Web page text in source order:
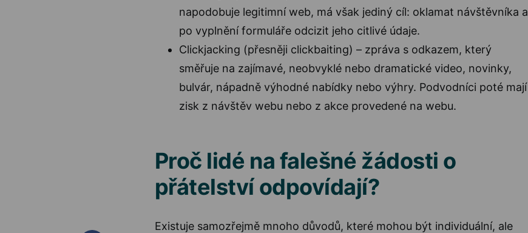
napodobuje legitimní web, má však jediný cíl: oklamat návštěvníka a
po vyplnění formuláře odcizit jeho citlivé údaje.
Clickjacking (přesněji clickbaiting) – zpráva s odkazem, který
směřuje na zajímavé, neobvyklé nebo dramatické video, novinky,
bulvár, nápadně výhodné nabídky nebo výhry. Podvodníci poté mají
zisk z návštěv webu nebo z akce provedené na webu.
Proč lidé na falešné žádosti o
přátelství odpovídají?
Existuje samozřejmě mnoho důvodů, které mohou být individuální, ale